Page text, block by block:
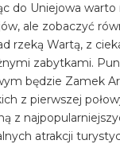
do Uniejowa
ale zobaczyć
rzeką Wartą, z
zabytkami.
będzie Zamek
z pierwszej
z
atrakcji